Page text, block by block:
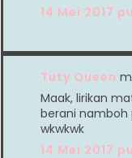
14 Mei 2017
Tuty Queen
Maak, lirikan
berani namboh
wkwkwk
14 Mei 2017